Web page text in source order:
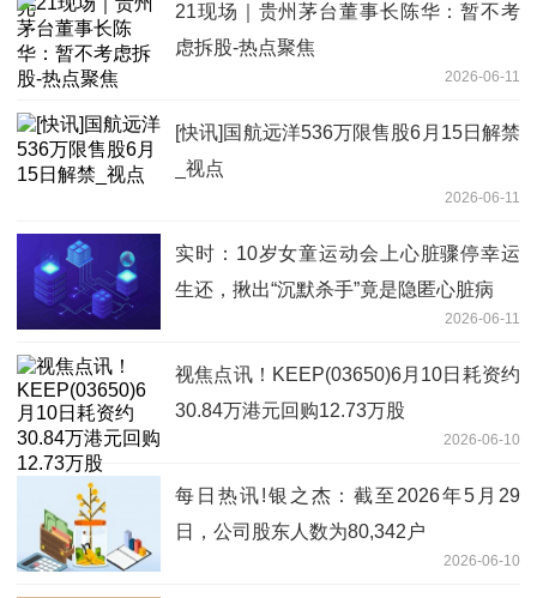
21现场｜贵州茅台董事长陈华：暂不考
虑拆股-热点聚焦
2026-06-11
[快讯]国航远洋536万限售股6月15日解禁
_视点
2026-06-11
实时：10岁女童运动会上心脏骤停幸运
生还，揪出“沉默杀手”竟是隐匿心脏病
2026-06-11
视焦点讯！KEEP(03650)6月10日耗资约
30.84万港元回购12.73万股
2026-06-10
每日热讯!银之杰：截至2026年5月29
日，公司股东人数为80,342户
2026-06-10